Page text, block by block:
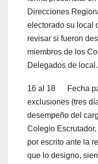
Direcciones
electorado su local
revisar si fueron
miembros de los
Delegados de local.
16 al 18 Fecha
exclusiones (tres
desempeño del
Colegio
por escrito ante la
que lo designo,